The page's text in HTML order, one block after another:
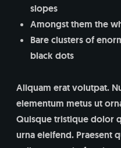
slopes
Amongst them the
Bare clusters of
black dots
Aliquam erat volutpat.
elementum metus ut
Quisque tristique dolor
urna eleifend. Praesent